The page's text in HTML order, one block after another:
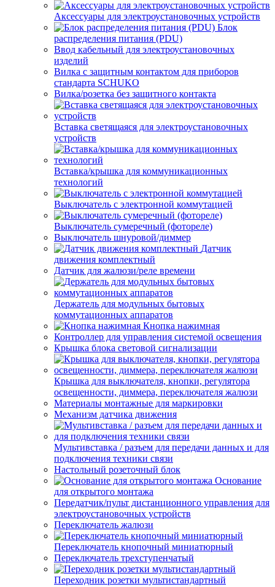
Аксессуары для электроустановочных устройств
Блок
распределения питания (PDU)
Ввод кабельный для электроустановочных
изделий
Вилка с защитным контактом для приборов
стандарта SCHUKO
Вилка/розетка без защитного контакта
Вставка светящаяся для электроустановочных
устройств
Вставка/крышка для коммуникационных
технологий
Выключатель с электронной коммутацией
Выключатель сумеречный (фотореле)
Выключатель шнуровой/диммер
Датчик
движения комплектный
Датчик для жалюзи/реле времени
Держатель для модульных бытовых
коммутационных аппаратов
Кнопка нажимная
Контроллер для управления системой освещения
Крышка блока световой сигнализации
Крышка для выключателя, кнопки, регулятора
освещенности, диммера, переключателя жалюзи
Материалы монтажные для маркировки
Механизм датчика движения
Мультивставка / разъем для передачи данных и для
подключения техники связи
Настольный розеточный блок
Основание
для открытого монтажа
Передатчик/пульт дистанционного управления для
электроустановочных устройств
Переключатель жалюзи
Переключатель кнопочный миниатюрный
Переключатель трехступенчатый
Переходник розетки мультистандартный